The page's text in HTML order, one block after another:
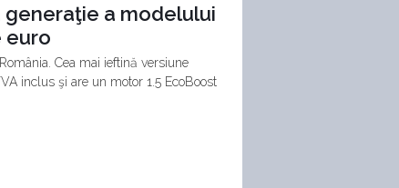
generaţie a modelului
euro
Cea mai ieftină versiune
inclus şi are un motor 1.5 EcoBoost